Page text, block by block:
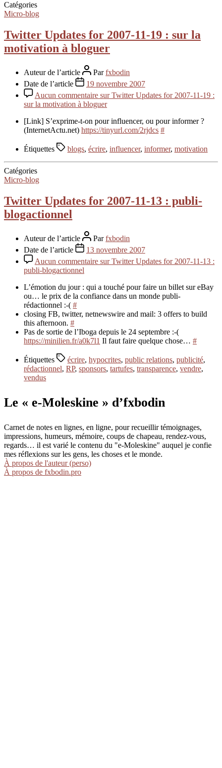
Catégories
Micro-blog
Twitter Updates for 2007-11-19 : sur la
motivation à bloguer
Auteur de l’article Parfxbodin
Date de l’article
19 novembre 2007
Aucun commentaire sur Twitter Updates for 2007-11-19 :
sur la motivation à bloguer
[Link] S’exprime-t-on pour influencer, ou pour informer ?
(InternetActu.net) https://tinyurl.com/2rjdcs #
Étiquettes blogs, écrire, influencer, informer, motivation
Catégories
Micro-blog
Twitter Updates for 2007-11-13 : publi-
blogactionnel
Auteur de l’article Parfxbodin
Date de l’article
13 novembre 2007
Aucun commentaire sur Twitter Updates for 2007-11-13 :
publi-blogactionnel
L’émotion du jour : qui a touché pour faire un billet sur eBay
ou… le prix de la confiance dans un monde publi-
rédactionnel :-( #
closing FB, twitter, netnewswire and mail: 3 offers to build
this afternoon. #
Pas de sortie de l’Iboga depuis le 24 septembre :-(
https://minilien.fr/a0k7l1 Il faut faire quelque chose… #
Étiquettes écrire, hypocrites, public relations, publicité,
rédactionnel, RP, sponsors, tartufes, transparence, vendre,
vendus
Le « e-Moleskine » d’fxbodin
Carnet de notes en lignes, en ligne, pour recueillir témoignages,
impressions, humeurs, mémoire, coups de chapeau, rendez-vous,
regards… il est varié le contenu du "e-Moleskine" auquel je confie
mes réflexions sur les gens, les choses et le monde.
À propos de l'auteur (perso)
À propos de fxbodin.pro